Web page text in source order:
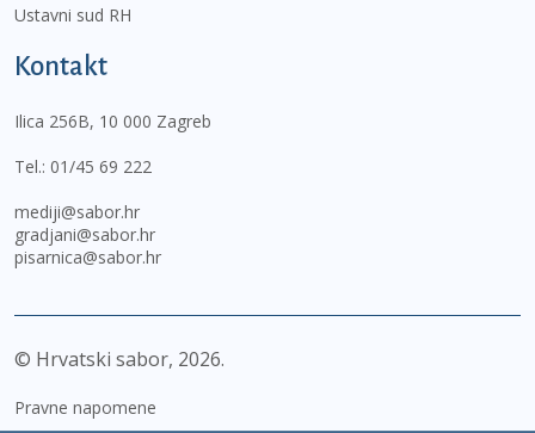
Ustavni sud RH
Kontakt
Ilica 256B, 10 000 Zagreb
Tel.: 01/45 69 222
mediji@sabor.hr
gradjani@sabor.hr
pisarnica@sabor.hr
© Hrvatski sabor, 2026
Pravne napomene